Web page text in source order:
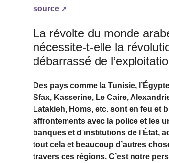
source
La révolte du monde
nécessite-t-elle la
débarrassé de
Des pays comme la Tunisie,
Sfax, Kasserine, Le Caire,
Latakieh, Homs, etc. sont en feu et
affrontements avec la police et les
banques et d’institutions de l’État,
tout cela et beaucoup d’autres
travers ces régions. C’est notre